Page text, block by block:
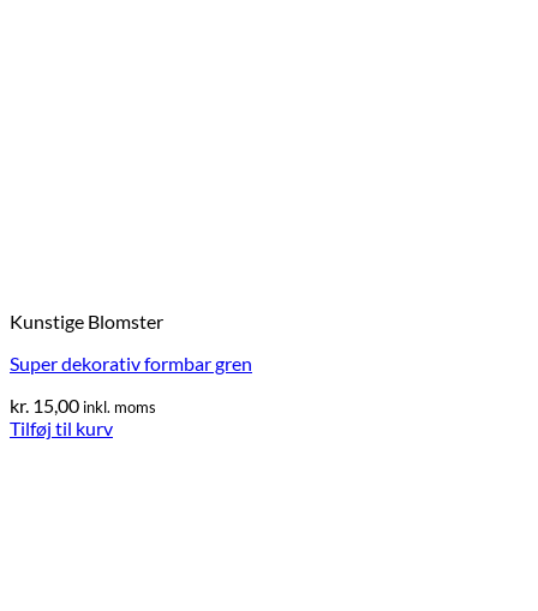
Kunstige Blomster
Super dekorativ formbar gren
kr. 15,00 inkl. moms
Tilføj til kurv